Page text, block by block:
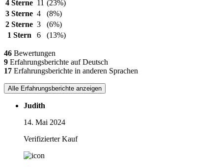
4 Sterne 11 (23%)
3 Sterne 4
(8%)
2 Sterne 3
(6%)
1 Stern
6 (13%)
46 Bewertungen
9 Erfahrungsberichte auf Deutsch
17 Erfahrungsberichte in anderen Sprachen
Alle Erfahrungsberichte anzeigen
Judith
14. Mai 2024
Verifizierter Kauf